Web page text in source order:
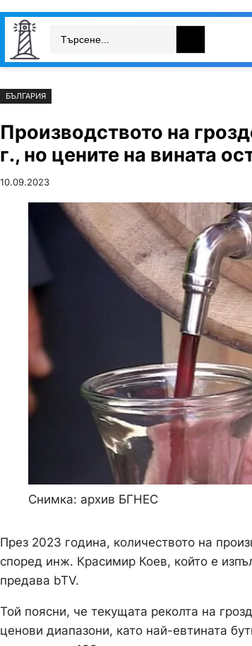
Към
съдържанието
Skip
cont
БЪЛГАРИЯ
Производството на
г., но цените на вината
10.09.2023
Снимка: архив БГНЕС
През 2023 година, количеството на
според инж. Красимир Коев, който е
предава bTV.
Той поясни, че текущата реколта на
ценови диапазони, като най-евтината